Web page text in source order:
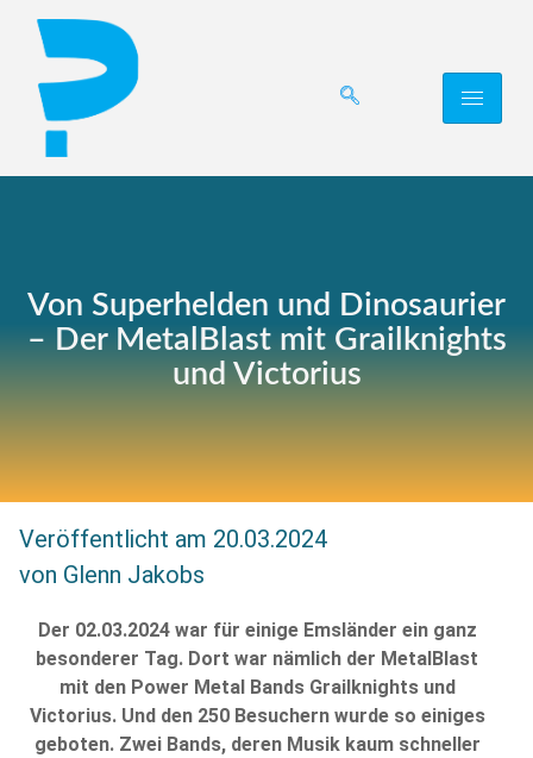
Von Superhelden und Dinosaurier
– Der MetalBlast mit Grailknights
und Victorius
Veröffentlicht am 20.03.2024
von Glenn Jakobs
Der 02.03.2024 war für einige Emsländer ein ganz
besonderer Tag. Dort war nämlich der MetalBlast
mit den Power Metal Bands Grailknights und
Victorius. Und den 250 Besuchern wurde so einiges
geboten. Zwei Bands, deren Musik kaum schneller